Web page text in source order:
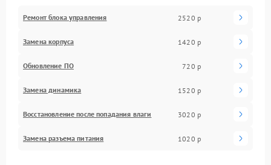
Ремонт блока управления 2520 р
Замена корпуса 1420 р
Обновление ПО 720 р
Замена динамика 1520 р
Восстановление после попадания влаги 3020 р
Замена разъема питания 1020 р